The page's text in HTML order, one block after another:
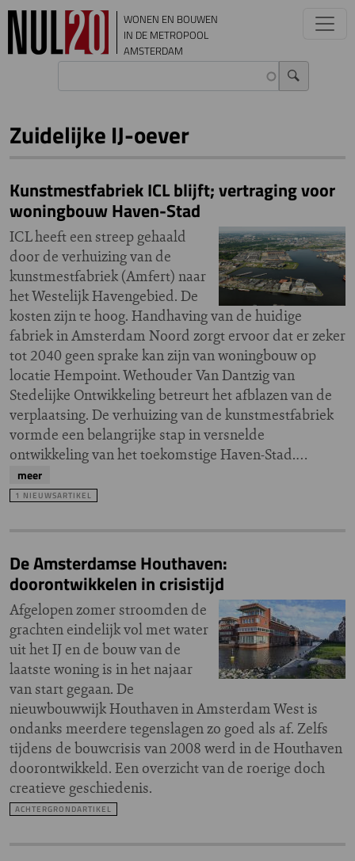
Overslaan en naar de inhoud gaan
WONEN EN BOUWEN
IN DE METROPOOL
AMSTERDAM
Zuidelijke IJ-oever
Kunstmestfabriek ICL blijft; vertraging voor
woningbouw Haven-Stad
ICL heeft een streep gehaald
door de verhuizing van de
kunstmestfabriek (Amfert) naar
het Westelijk Havengebied. De
kosten zijn te hoog. Handhaving van de huidige
fabriek in Amsterdam Noord zorgt ervoor dat er zeker
tot 2040 geen sprake kan zijn van woningbouw op
locatie Hempoint. Wethouder Van Dantzig van
Stedelijke Ontwikkeling betreurt het afblazen van de
verplaatsing. De verhuizing van de kunstmestfabriek
vormde een belangrijke stap in versnelde
ontwikkeling van het toekomstige Haven-Stad.…
meer
1 NIEUWSARTIKEL
De Amsterdamse Houthaven:
doorontwikkelen in crisistijd
Afgelopen zomer stroomden de
grachten eindelijk vol met water
uit het IJ en de bouw van de
laatste woning is in het najaar
van start gegaan. De
nieuwbouwwijk Houthaven in Amsterdam West is
ondanks meerdere tegenslagen zo goed als af. Zelfs
tijdens de bouwcrisis van 2008 werd in de Houthaven
doorontwikkeld. Een overzicht van de roerige doch
creatieve geschiedenis.
ACHTERGRONDARTIKEL